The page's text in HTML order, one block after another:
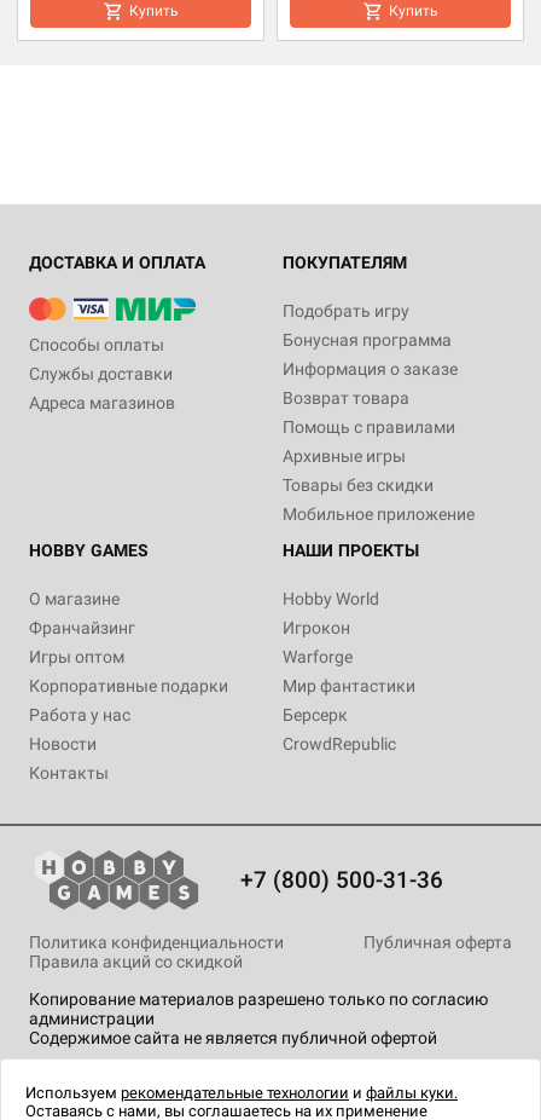
Купить Купить
ДОСТАВКА И ОПЛАТА
Способы оплаты
Службы доставки
Адреса магазинов
ПОКУПАТЕЛЯМ
Подобрать игру
Бонусная программа
Информация о заказе
Возврат товара
Помощь с правилами
Архивные игры
Товары без скидки
Мобильное приложение
HOBBY GAMES
О магазине
Франчайзинг
Игры оптом
Корпоративные подарки
Работа у нас
Новости
Контакты
НАШИ ПРОЕКТЫ
Hobby World
Игрокон
Warforge
Мир фантастики
Берсерк
CrowdRepublic
+7 (800) 500-31-36
Копирование материалов разрешено только по согласию
администрации
Содержимое сайта не является публичной офертой
Политика конфиденциальности
Публичная оферта
Правила акций со скидкой
технологии .
Используем рекомендательные технологии и файлы куки.
Оставаясь с нами, вы соглашаетесь на их применение